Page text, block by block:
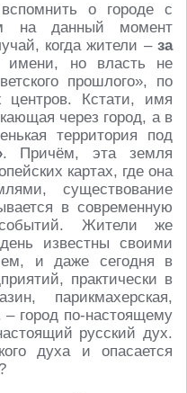
о городе с
на данный момент
когда жители – за
имени, но власть не
прошлого», по
центров. Кстати, имя
через город, а в
территория под
. Причём, эта земля
картах, где она
существование
в современную
событий. Жители же
известны своими
и даже сегодня в
практически в
парикмахерская,
– город по-настоящему
русский дух.
духа и опасается